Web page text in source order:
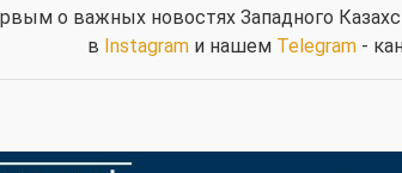
о важных новостях Западного
в Instagramи нашем Telegram-